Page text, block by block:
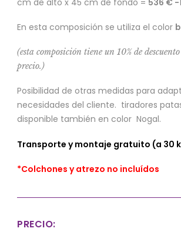
En esta composición se utiliza el color
(esta composición tiene un 10% de
precio.)
Posibilidad de otras medidas para
necesidades del cliente. tiradores
disponible también en color Nogal.
Transporte y montaje gratuito (a 30
*Colchones y atrezo no incluídos
PRECIO: